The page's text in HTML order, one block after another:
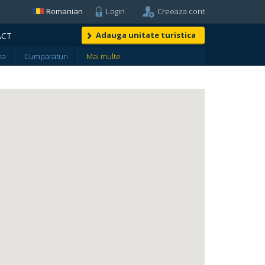
Login Creeaza cont
Romanian
Adauga unitate turistica
Cumparaturi Mai multe